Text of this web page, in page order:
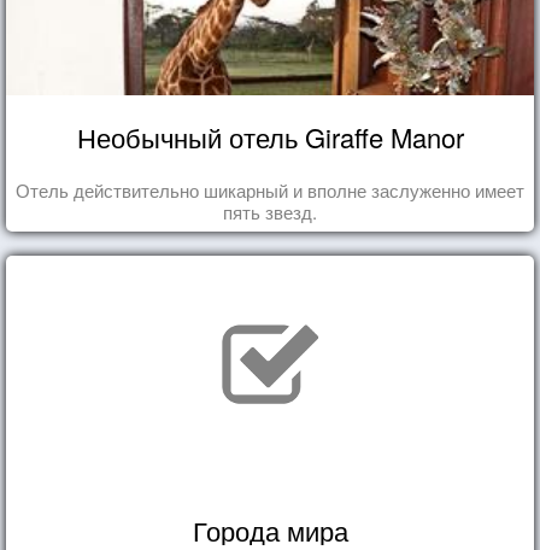
Необычный отель Giraffe Manor
Отель действительно шикарный и вполне заслуженно имеет
пять звезд.
Города мира